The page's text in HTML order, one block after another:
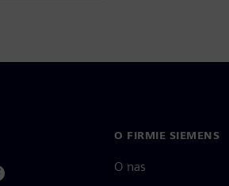
O FIRMIE SIEMENS
O nas